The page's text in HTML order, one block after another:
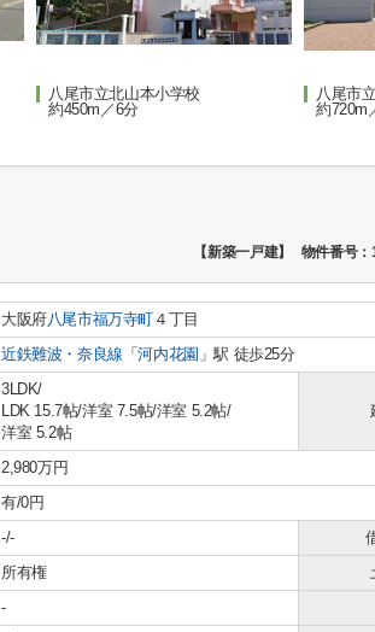
八尾市立北山本小学校
約450m／6分
八尾市
約720m
【新築一戸建】 物件番号
大阪府八尾市福万寺町 ４丁目
近鉄難波・奈良線 「河内花園 」駅 徒歩25分
3LDK/
LDK 15.7帖/洋室 7.5帖/洋室 5.2帖/
洋室 5.2帖
2,980万円
有/0円
-/-
所有権
-